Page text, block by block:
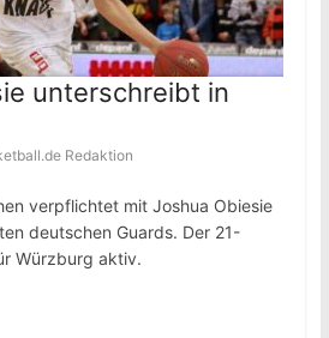
unterschreibt in
Redaktion
verpflichtet mit Joshua Obiesie
deutschen Guards. Der 21-
Würzburg aktiv.